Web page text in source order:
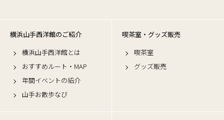
横浜山手西洋館のご紹介
横浜山手西洋館とは
おすすめルート・MAP
年間イベントの紹介
山手お散歩なび
喫茶室・グッズ販売
喫茶室
グッズ販売